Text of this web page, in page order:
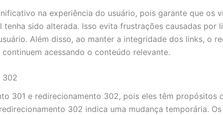
na experiência do usuário, pois garante que os
sido alterada. Isso evita frustrações causadas por
Além disso, ao manter a integridade dos links, o
acessando o conteúdo relevante.
302
301 e redirecionamento 302, pois eles têm propósitos
302 indica uma mudança temporária.